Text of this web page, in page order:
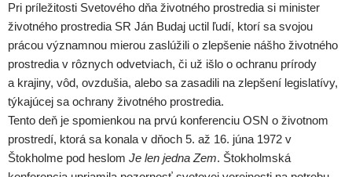
Pri príležitosti Svetového dňa životného prostredia si minister
životného prostredia SR Ján Budaj uctil ľudí, ktorí sa svojou
prácou významnou mierou zaslúžili o zlepšenie nášho životného
prostredia v rôznych odvetviach, či už išlo o ochranu prírody
a krajiny, vôd, ovzdušia, alebo sa zasadili na zlepšení legislatívy,
týkajúcej sa ochrany životného prostredia.
Tento deň je spomienkou na prvú konferenciu OSN o životnom
prostredí, ktorá sa konala v dňoch 5. až 16. júna 1972 v
Štokholme pod heslom Je len jedna Zem. Štokholmská